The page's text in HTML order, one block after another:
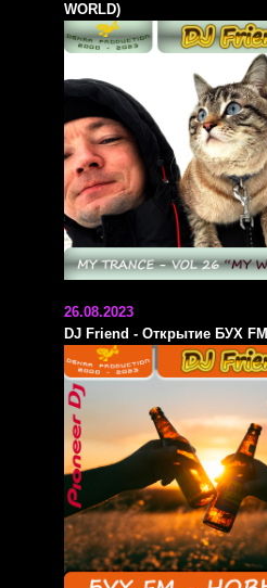
WORLD)
26.08.2023
DJ Friend - Открытие БУХ FM